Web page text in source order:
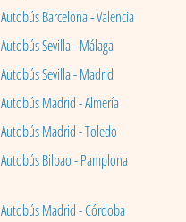
Autobús Barcelona - Valencia
Autobús Sevilla - Málaga
Autobús Sevilla - Madrid
Autobús Madrid - Almería
Autobús Madrid - Toledo
Autobús Bilbao - Pamplona
Autobús Madrid - Córdoba